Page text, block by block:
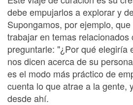
debe empujarlos a explorar y
Supongamos, por ejemplo,
trabajar en temas relacionados
preguntarle: "¿Por qué elegiría
nos dicen acerca de su
es el modo más práctico de
cuenta lo que atrae a la gente,
desde ahí.